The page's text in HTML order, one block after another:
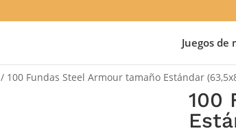
Juegos de
/ 100 Fundas Steel Armour tamaño Estándar
100